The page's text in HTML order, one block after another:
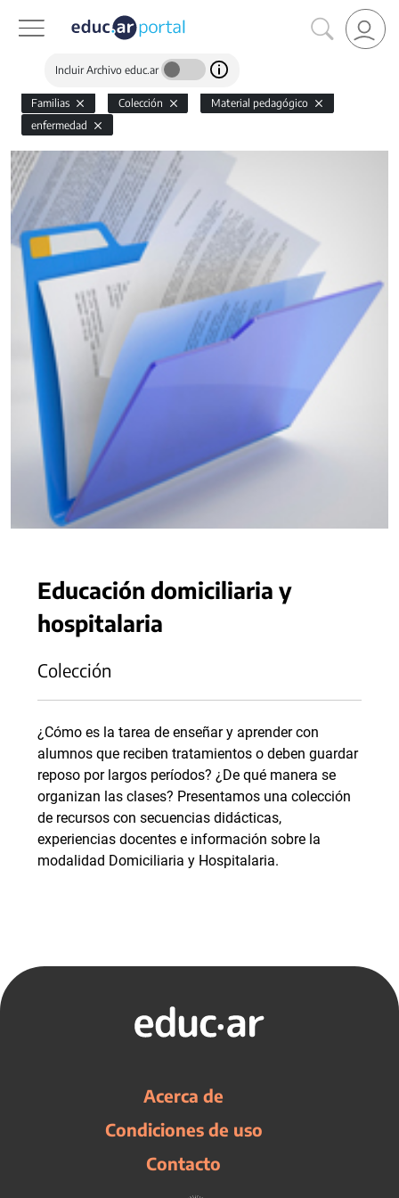
Incluir Archivo educ.ar
Familias Colección
Material pedagógico
enfermedad
Educación domiciliaria y
hospitalaria
Colección
¿Cómo es la tarea de enseñar y aprender con
alumnos que reciben tratamientos o deben guardar
reposo por largos períodos? ¿De qué manera se
organizan las clases? Presentamos una colección
de recursos con secuencias didácticas,
experiencias docentes e información sobre la
modalidad Domiciliaria y Hospitalaria.
Acerca de
Condiciones de uso
Contacto